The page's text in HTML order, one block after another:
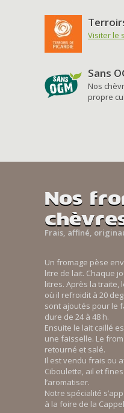
Visiter le
Sans
Nos
propre
Nos
Frais, affiné,
Un fromage pèse
litre de lait. Chaque
litres. Après la traite,
où il refroidit à 20
sont ajoutés pour le
dure de 24 à 48 h.
Ensuite le lait caillé
une faisselle. Le
retourné et salé.
Il est vendu frais ou
Ciboulette, ail et
l’aromatiser.
Notre spécialité
à la foire de la